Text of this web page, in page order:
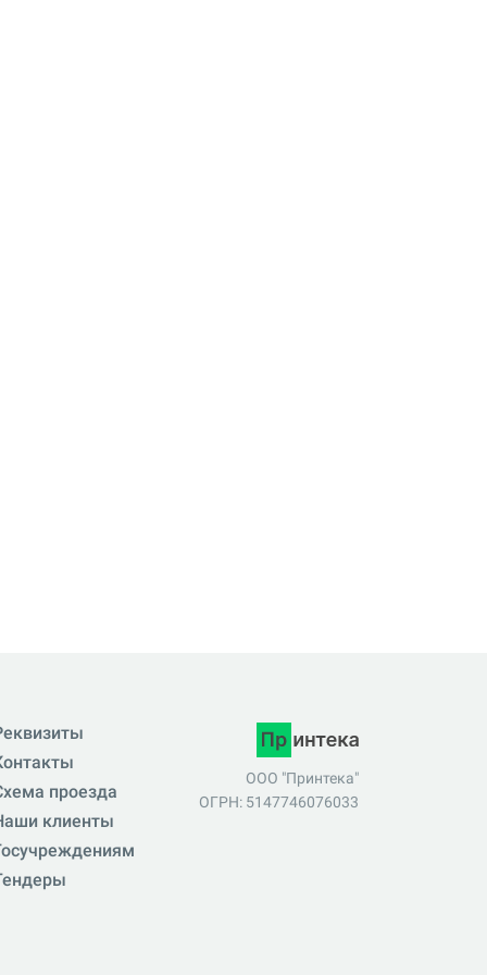
проезда
клиенты
ООО "Принтека"
ОГРН: 5147746076033